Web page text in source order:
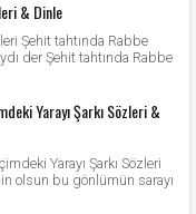
& Dinle
Şehit tahtında Rabbe
der Şehit tahtında Rabbe
Yarayı Şarkı Sözleri &
Yarayı Şarkı Sözleri
olsun bu gönlümün sarayı